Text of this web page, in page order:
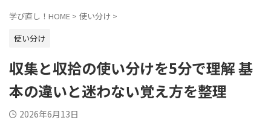
学び直し！HOME > 使い分け >
使い分け
収集と収拾の使い分けを5分で理解 基
本の違いと迷わない覚え方を整理
2026年6月13日